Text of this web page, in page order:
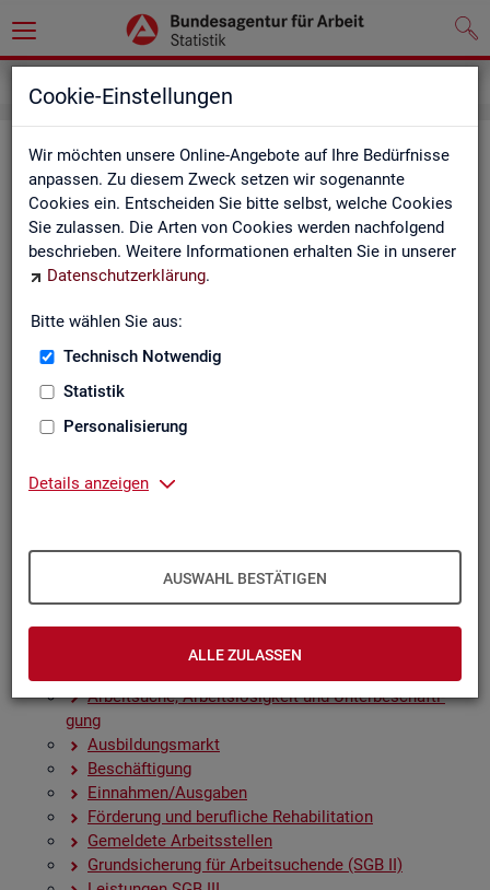
Cookie-Einstellungen
Wir möchten unsere Online-Angebote auf Ihre Bedürfnisse
anpassen. Zu diesem Zweck setzen wir sogenannte
Cookies ein. Entscheiden Sie bitte selbst, welche Cookies
Sie zulassen. Die Arten von Cookies werden nachfolgend
beschrieben. Weitere Informationen erhalten Sie in unserer
Datenschutzerklärung.
Bitte wählen Sie aus:
Technisch Notwendig
Statistik
Personalisierung
Details anzeigen
AUSWAHL BESTÄTIGEN
ALLE ZULASSEN
In­halts­ver­zeich­nis
Sta­tis­ti­ken
Rund­schau Ar­beits­markt
Mo­nats­be­richt
Eck­wer­te des Ar­beits­mark­tes und der Grund­si­che­
rung
Eck­wer­te Ar­beits­markt
Ar­beits­markt in Deutsch­land
Zah­len, Daten, Fak­ten - Struk­tur­da­ten und -in­di­ka­to­
Früh­in­di­ka­to­ren für den Ar­beits­markt
Sai­son­be­rei­nig­te Zeit­rei­hen
Ar­beit­su­che, Ar­beits­lo­sig­keit und Un­ter­be­schäf­ti­
gung
Aus­bil­dungs­markt
Be­schäf­ti­gung
Ein­nah­men/Aus­ga­ben
För­de­rung und be­ruf­li­che Re­ha­bi­li­ta­ti­on
Ge­mel­de­te Ar­beits­stel­len
Grund­si­che­rung für Ar­beit­su­chen­de (SGB II)